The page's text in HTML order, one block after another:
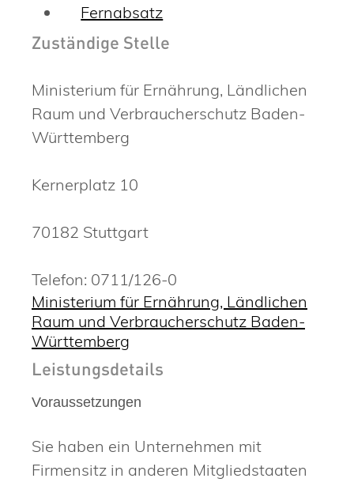
Fernabsatz
Zuständige Stelle
Ministerium für Ernährung, Ländlichen
Raum und Verbraucherschutz Baden-
Württemberg
Kernerplatz 10
70182 Stuttgart
Telefon: 0711/126-0
Ministerium für Ernährung, Ländlichen
Raum und Verbraucherschutz Baden-
Württemberg
Leistungsdetails
Voraussetzungen
Sie haben ein Unternehmen mit
Firmensitz in anderen Mitgliedstaaten